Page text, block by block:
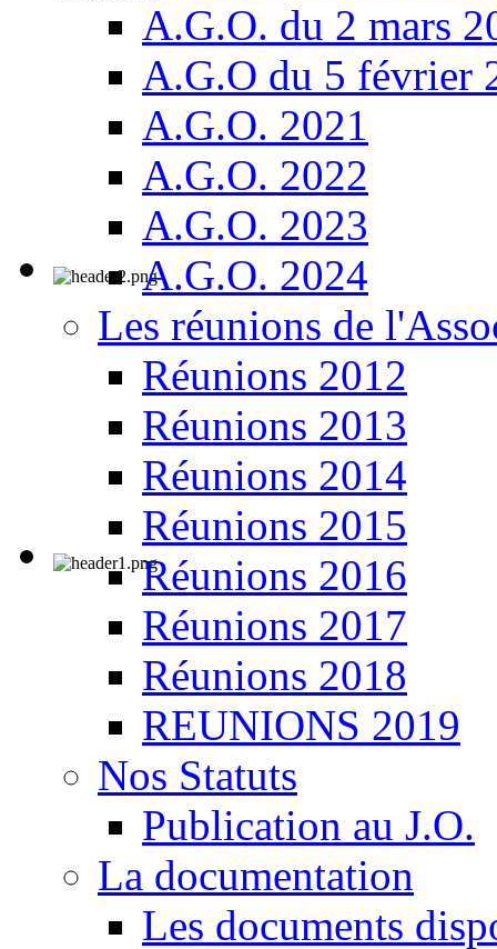
A.G.O. du 2 mars
A.G.O du 5 février
A.G.O. 2021
A.G.O. 2022
A.G.O. 2023
A.G.O. 2024
Les réunions de
Réunions 2012
Réunions 2013
Réunions 2014
Réunions 2015
Réunions 2016
Réunions 2017
Réunions 2018
REUNIONS 2019
Nos Statuts
Publication au J.O.
La documentation
Les documents